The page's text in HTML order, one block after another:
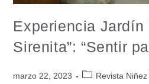
Experiencia Jardín
Sirenita”: “Sentir
marzo 22, 2023 Revista